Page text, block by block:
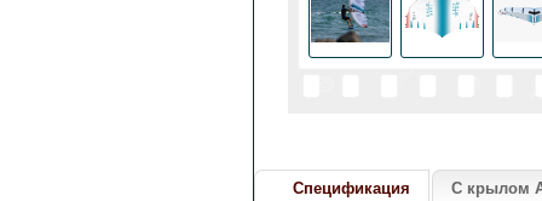
Спецификация С крылом